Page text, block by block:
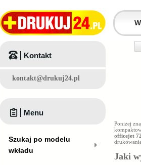
Poniżej
officejet
Jaki
Kontakt
kontakt@drukuj24.pl
Menu
Szukaj po modelu
wkładu